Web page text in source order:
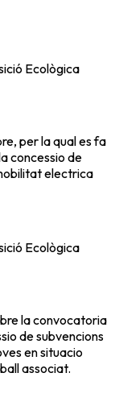
Ecològica
per la qual es fa
concessio de
electrica
Ecològica
la convocatoria
de subvencions
en situacio
associat.